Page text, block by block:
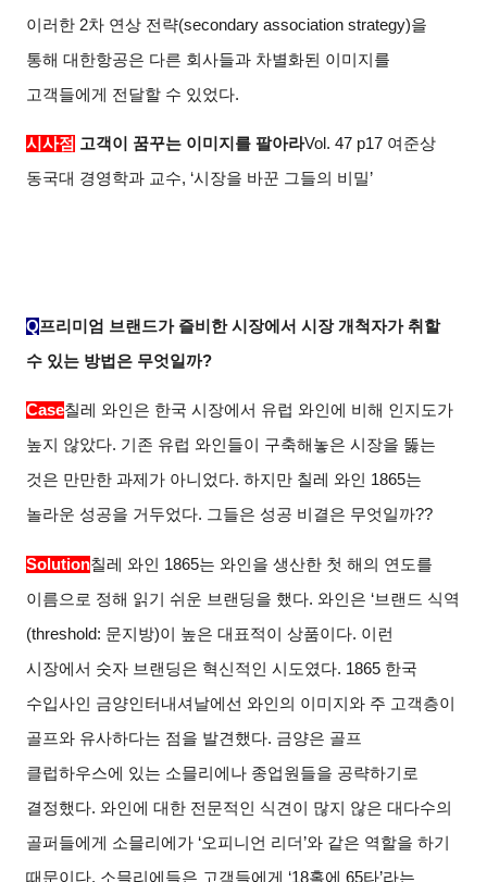
이러한 2차 연상 전략(secondary association strategy)을
통해 대한항공은 다른 회사들과 차별화된 이미지를
고객들에게 전달할 수 있었다.
시사점 고객이 꿈꾸는 이미지를 팔아라Vol. 47 p17 여준상
동국대 경영학과 교수, ‘시장을 바꾼 그들의 비밀’
Q프리미엄 브랜드가 즐비한 시장에서 시장 개척자가 취할
수 있는 방법은 무엇일까?
Case칠레 와인은 한국 시장에서 유럽 와인에 비해 인지도가
높지 않았다. 기존 유럽 와인들이 구축해놓은 시장을 뚫는
것은 만만한 과제가 아니었다. 하지만 칠레 와인 1865는
놀라운 성공을 거두었다. 그들은 성공 비결은 무엇일까??
Solution칠레 와인 1865는 와인을 생산한 첫 해의 연도를
이름으로 정해 읽기 쉬운 브랜딩을 했다. 와인은 ‘브랜드 식역
(threshold: 문지방)이 높은 대표적이 상품이다. 이런
시장에서 숫자 브랜딩은 혁신적인 시도였다. 1865 한국
수입사인 금양인터내셔날에선 와인의 이미지와 주 고객층이
골프와 유사하다는 점을 발견했다. 금양은 골프
클럽하우스에 있는 소믈리에나 종업원들을 공략하기로
결정했다. 와인에 대한 전문적인 식견이 많지 않은 대다수의
골퍼들에게 소믈리에가 ‘오피니언 리더’와 같은 역할을 하기
때문이다. 소믈리에들은 고객들에게 ‘18홀에 65타’라는